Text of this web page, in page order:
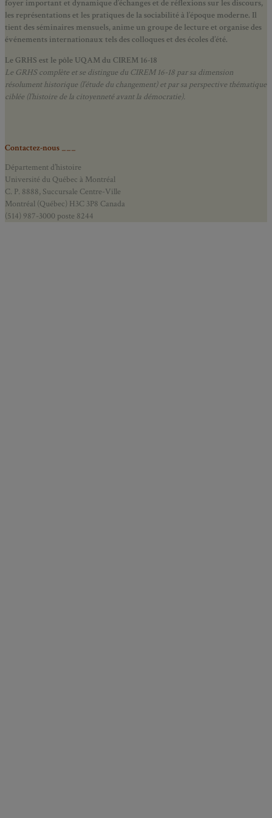
foyer important et dynamique d’échanges et de réflexions sur les discours,
les représentations et les pratiques de la sociabilité à l’époque moderne. Il
tient des séminaires mensuels, anime un groupe de lecture et organise des
événements internationaux tels des colloques et des écoles d’été.
Le GRHS est le pôle UQAM du CIREM 16-18
Le GRHS complète et se distingue du CIREM 16-18 par sa dimension
résolument historique (l’étude du changement) et par sa perspective thématique
ciblée (l’histoire de la citoyenneté avant la démocratie).
Contactez-nous ___
Département d’histoire
Université du Québec à Montréal
C. P. 8888, Succursale Centre-Ville
Montréal (Québec) H3C 3P8 Canada
(514) 987-3000 poste 8244